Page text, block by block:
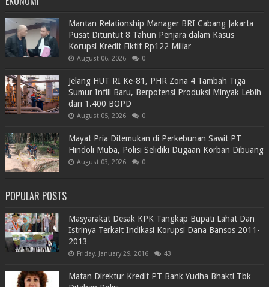
Mantan Relationship Manager BRI Cabang Jakarta
Pusat Dituntut 8 Tahun Penjara dalam Kasus
Korupsi Kredit Fiktif Rp122 Miliar
August 06, 2026 0
Jelang HUT RI Ke-81, PHR Zona 4 Tambah Tiga
Sumur Infill Baru, Berpotensi Produksi Minyak Lebih
dari 1.400 BOPD
August 05, 2026 0
Mayat Pria Ditemukan di Perkebunan Sawit PT
Hindoli Muba, Polisi Selidiki Dugaan Korban Dibuang
August 03, 2026 0
POPULAR POSTS
Masyarakat Desak KPK Tangkap Bupati Lahat Dan
Istrinya Terkait Indikasi Korupsi Dana Bansos 2011-
2013
Friday, January 29, 2016 43
Matan Direktur Kredit PT Bank Yudha Bhakti Tbk